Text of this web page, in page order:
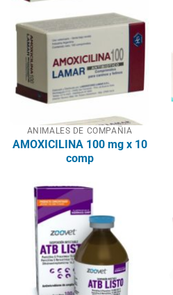
ANIMALES DE COMPAÑIA
AMOXICILINA 100 mg x 10
comp